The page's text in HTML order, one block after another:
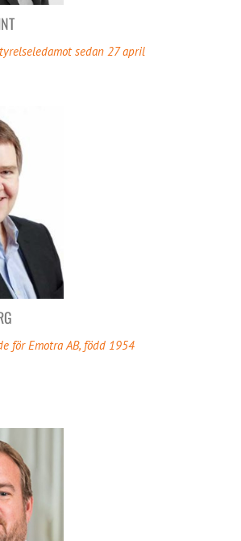
sedan 27 april
för Emotra AB, född 1954